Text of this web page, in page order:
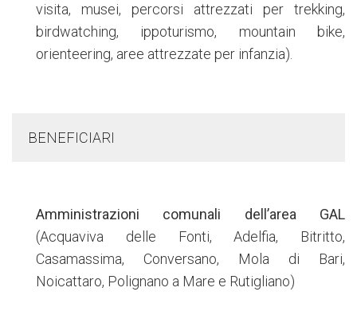
visita, musei, percorsi attrezzati per trekking,
birdwatching, ippoturismo, mountain bike,
orienteering, aree attrezzate per infanzia).
BENEFICIARI
Amministrazioni comunali dell’area GAL
(Acquaviva delle Fonti, Adelfia, Bitritto,
Casamassima, Conversano, Mola di Bari,
Noicattaro, Polignano a Mare e Rutigliano)